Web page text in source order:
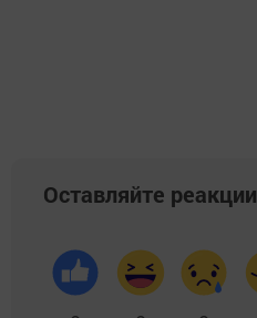
Оставляйте реакции